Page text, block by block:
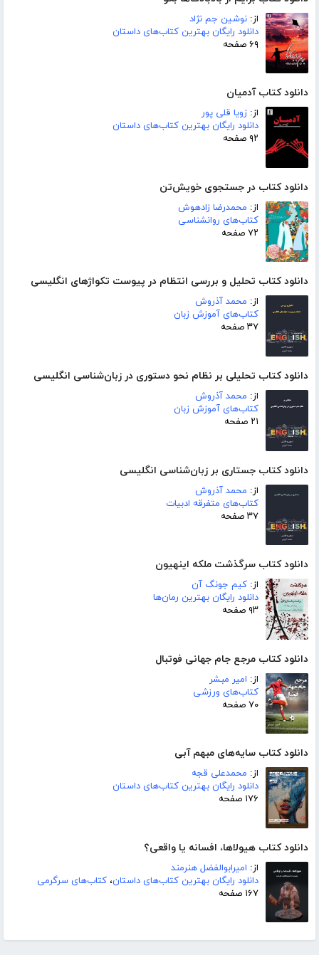
از: نوشین جم نژاد
دانلود رایگان بهترین کتاب‌های داستان
۶۹ صفحه
دانلود کتاب آدمیان
از: زویا قلی پور
دانلود رایگان بهترین کتاب‌های داستان
۹۲ صفحه
دانلود کتاب در جستجوی خویش‌تن
از: محمدرضا زادهوش
کتاب‌های روانشناسی
۷۲ صفحه
دانلود کتاب تحلیل و بررسی انتظام در پیوست تکواژهای انگلیسی
از: محمد آذروش
کتاب‌های آموزش زبان
۳۷ صفحه
دانلود کتاب تحلیلی بر نظام نحو دستوری در زبان‌شناسی انگلیسی
از: محمد آذروش
کتاب‌های آموزش زبان
۲۱ صفحه
دانلود کتاب جستاری بر زبان‌شناسی انگلیسی
از: محمد آذروش
کتاب‌های متفرقه ادبیات
۳۷ صفحه
دانلود کتاب سرگذشت ملکه اینهیون
از: کیم جونگ آن
دانلود رایگان بهترین رمان‌ها
۹۳ صفحه
دانلود کتاب مرجع جام جهانی فوتبال
از: امیر مبشر
کتاب‌های ورزشی
۷۰ صفحه
دانلود کتاب سایه‌های مبهم آبی
از: محمدعلی قجه
دانلود رایگان بهترین کتاب‌های داستان
۱۷۶ صفحه
دانلود کتاب هیولاها، افسانه یا واقعی؟
از: امیرابوالفضل هنرمند
دانلود رایگان بهترین کتاب‌های داستان، کتاب‌های سرگرمی
۱۶۷ صفحه